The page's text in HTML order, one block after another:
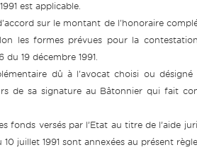
est applicable.
sur le montant de l'honoraire
les formes prévues pour la
19 décembre 1991.
dû à l'avocat choisi ou
de sa signature au Bâtonnier qui fait
fonds versés par l’Etat au titre de l’aide
juillet 1991 sont annexées au présent